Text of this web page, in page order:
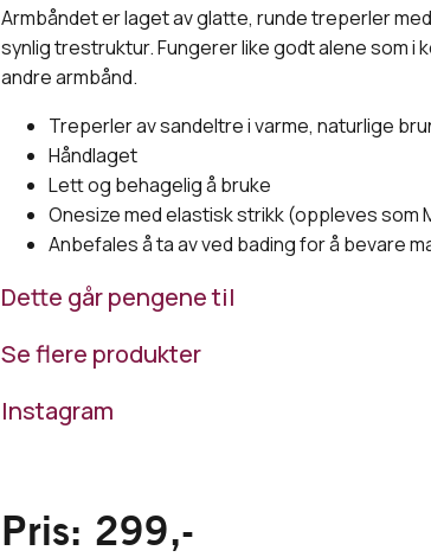
Armbåndet er laget av glatte, runde treperler
synlig trestruktur. Fungerer like godt alene som i
andre armbånd.
Treperler av sandeltre i varme, naturlige
Håndlaget
Lett og behagelig å bruke
Onesize med elastisk strikk (oppleves som
Anbefales å ta av ved bading for å bevare
Dette går pengene til
Se flere produkter
Instagram
Pris: 299,-